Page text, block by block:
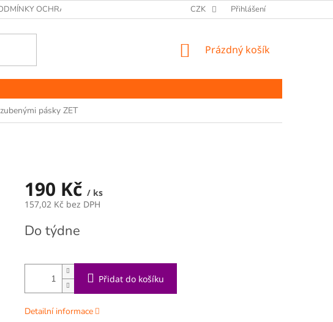
OCHRANY OSOBNÍCH ÚDAJŮ CZK Přihlášení
NÁKUPNÍ
Prázdný košík
pásky ZET
190 Kč / ks
157,02 Kč bez DPH
cena:
Do týdne
Přidat do košíku
Detailní informace